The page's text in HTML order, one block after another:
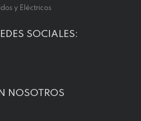
y Eléctricos
SOCIALES:
NOSOTROS